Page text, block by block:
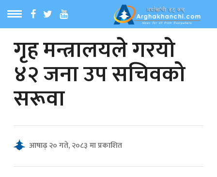
MENU
समाचार
गृह मन्त्रालयले गरयो
४२ जना उप सचिवको
सरूवा
आषाढ़ २० गते, २०८३ मा प्रकाशित